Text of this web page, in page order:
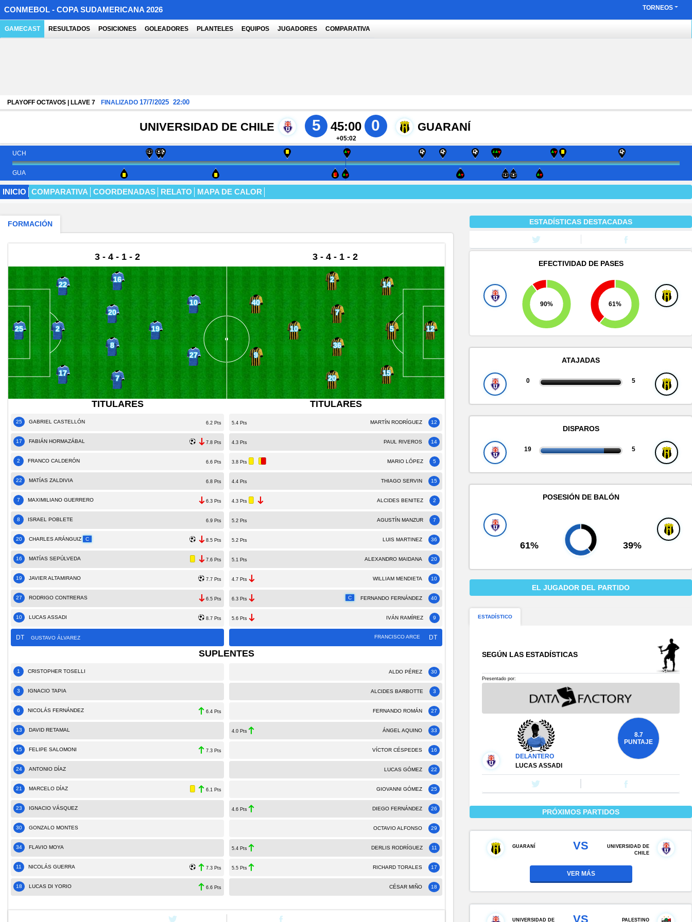
CONMEBOL - COPA SUDAMERICANA 2026 TORNEOS
GAMECAST RESULTADOS POSICIONES GOLEADORES PLANTELES EQUIPOS JUGADORES COMPARATIVA
PLAYOFF OCTAVOS | LLAVE 7 FINALIZADO 17/7/2025 22:00
UNIVERSIDAD DE CHILE 5 45:00
+05:02
0 GUARANÍ
UCH
GUA
COMPARATIVA COORDENADAS RELATO MAPA DE CALOR
INICIO
ESTADÍSTICAS DESTACADAS
EFECTIVIDAD DE PASES
90% 61%
ATAJADAS
0 5
DISPAROS
19 5
POSESIÓN DE BALÓN
61% 39%
FORMACIÓN
3 - 4 - 1 - 2
25
22
2
17
16
20
8
7
19
10
27
3 - 4 - 1 - 2
12
14
5
15
2
7
36
20
10
40
9
TITULARES
25 GABRIEL CASTELLÓN 6.2 Pts
17 FABIÁN HORMAZÁBAL 7.8 Pts
2 FRANCO CALDERÓN 6.6 Pts
22 MATÍAS ZALDIVIA 6.8 Pts
7 MAXIMILIANO GUERRERO 6.3 Pts
8 ISRAEL POBLETE 6.9 Pts
20 CHARLES ARÁNGUIZ C 8.5 Pts
16 MATÍAS SEPÚLVEDA 7.6 Pts
19 JAVIER ALTAMIRANO 7.7 Pts
27 RODRIGO CONTRERAS 6.5 Pts
10 LUCAS ASSADI 8.7 Pts
DT GUSTAVO ÁLVAREZ
TITULARES
12
MARTÍN RODRÍGUEZ
5.4 Pts
14
PAUL RIVEROS
4.3 Pts
5
MARIO LÓPEZ
3.8 Pts
15
THIAGO SERVIN
4.4 Pts
2
ALCIDES BENITEZ
4.3 Pts
7
AGUSTÍN MANZUR
5.2 Pts
36
LUIS MARTINEZ
5.2 Pts
20
ALEXANDRO MAIDANA
5.1 Pts
10
WILLIAM MENDIETA
4.7 Pts
40
FERNANDO FERNÁNDEZ
C
6.3 Pts
9
IVÁN RAMÍREZ
5.6 Pts
DT
FRANCISCO ARCE
SUPLENTES
1 CRISTOPHER TOSELLI
3 IGNACIO TAPIA
6 NICOLÁS FERNÁNDEZ 6.4 Pts
13 DAVID RETAMAL
15 FELIPE SALOMONI 7.3 Pts
24 ANTONIO DÍAZ
21 MARCELO DÍAZ 6.1 Pts
23 IGNACIO VÁSQUEZ
30 GONZALO MONTES
34 FLAVIO MOYA
11 NICOLÁS GUERRA 7.3 Pts
18 LUCAS DI YORIO 6.6 Pts
30
ALDO PÉREZ
3
ALCIDES BARBOTTE
27
FERNANDO ROMÁN
33
ÁNGEL AQUINO
4.0 Pts
16
VÍCTOR CÉSPEDES
22
LUCAS GÓMEZ
25
GIOVANNI GÓMEZ
26
DIEGO FERNÁNDEZ
4.6 Pts
29
OCTAVIO ALFONSO
11
DERLIS RODRÍGUEZ
5.4 Pts
17
RICHARD TORALES
5.5 Pts
18
CÉSAR MIÑO
EL JUGADOR DEL PARTIDO
ESTADÍSTICO
SEGÚN LAS ESTADÍSTICAS
Presentado por:
DELANTERO
LUCAS ASSADI
8.7
PUNTAJE
PRÓXIMOS PARTIDOS
GUARANÍ VS
UNIVERSIDAD DE
CHILE
VER MÁS
UNIVERSIDAD DE VS PALESTINO